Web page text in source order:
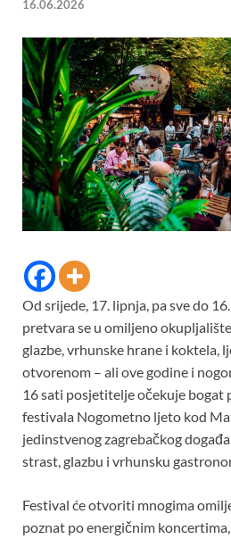
16.06.2026
Od srijede, 17. lipnja, pa sve do
pretvara se u omiljeno
glazbe, vrhunske hrane i koktela,
otvorenom – ali ove godine i
16 sati posjetitelje očekuje bogat
festivala Nogometno ljeto kod
jedinstvenog zagrebačkog
strast, glazbu i vrhunsku
Festival će otvoriti mnogima
poznat po energičnim